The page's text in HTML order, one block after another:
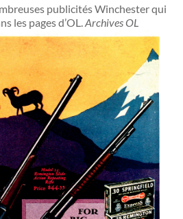
publicités Winchester qui
les pages d’OL.Archives OL